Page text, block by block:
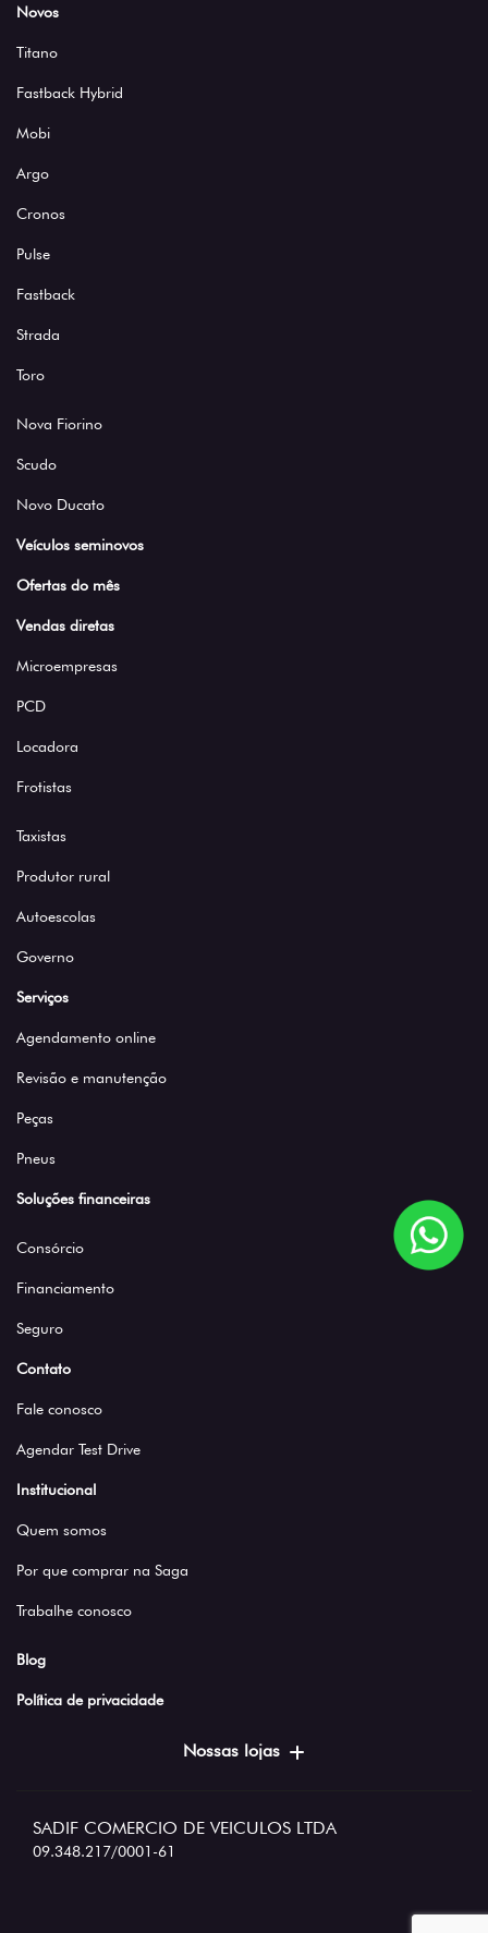
Novos
Titano
Fastback Hybrid
Mobi
Argo
Cronos
Pulse
Fastback
Strada
Toro
Nova Fiorino
Scudo
Novo Ducato
Veículos seminovos
Ofertas do mês
Vendas diretas
Microempresas
PCD
Locadora
Frotistas
Taxistas
Produtor rural
Autoescolas
Governo
Serviços
Agendamento online
Revisão e manutenção
Peças
Pneus
Soluções financeiras
Consórcio
Financiamento
Seguro
Contato
Fale conosco
Agendar Test Drive
Institucional
Quem somos
Por que comprar na Saga
Trabalhe conosco
Blog
Política de privacidade
Nossas lojas
SADIF COMERCIO DE VEICULOS LTDA
09.348.217/0001-61